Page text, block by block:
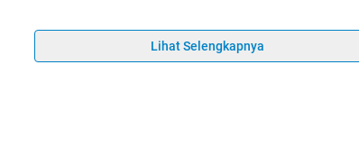
Lihat Selengkapnya